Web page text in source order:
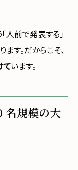
人前で発表する」
す。だからこそ、
ています。
規模の大